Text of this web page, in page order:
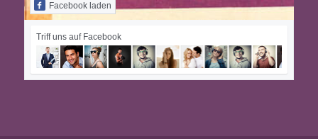
Facebook laden
Triff uns auf Facebook